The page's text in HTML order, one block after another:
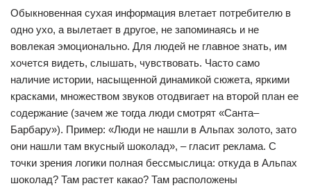
Обыкновенная сухая информация влетает потребителю в
одно ухо, а вылетает в другое, не запоминаясь и не
вовлекая эмоционально. Для людей не главное знать, им
хочется видеть, слышать, чувствовать. Часто само
наличие истории, насыщенной динамикой сюжета, яркими
красками, множеством звуков отодвигает на второй план ее
содержание (зачем же тогда люди смотрят «Санта–
Барбару»). Пример: «Люди не нашли в Альпах золото, зато
они нашли там вкусный шоколад», – гласит реклама. С
точки зрения логики полная бессмыслица: откуда в Альпах
шоколад? Там растет какао? Там расположены